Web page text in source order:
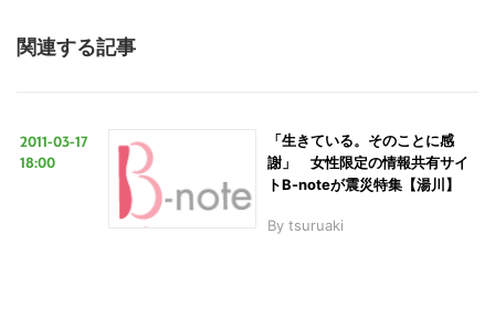
関連する記事
2011-03-17
18:00
「生きている。そのことに感
謝」 女性限定の情報共有サイ
トB-noteが震災特集【湯川】
By tsuruaki